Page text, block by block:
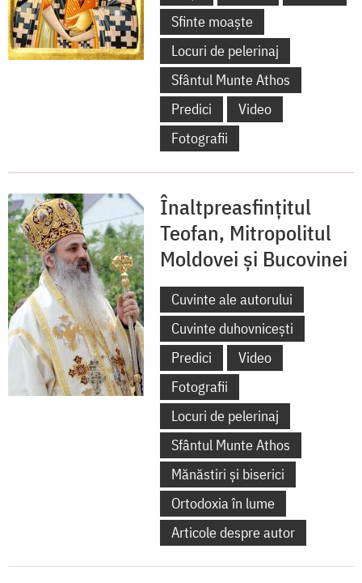
Sfinte moaște
Locuri de pelerinaj
Sfântul Munte Athos
Predici
Video
Fotografii
Înaltpreasfințitul
Teofan, Mitropolitul
Moldovei și Bucovinei
Cuvinte ale autorului
Cuvinte duhovnicești
Predici
Video
Fotografii
Locuri de pelerinaj
Sfântul Munte Athos
Mănăstiri și biserici
Ortodoxia în lume
Articole despre autor